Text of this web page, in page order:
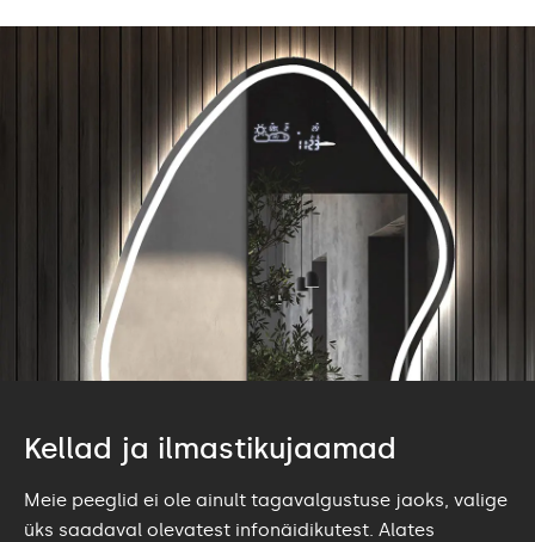
Kellad ja ilmastikujaamad
Meie peeglid ei ole ainult tagavalgustuse jaoks, valige
üks saadaval olevatest infonäidikutest. Alates